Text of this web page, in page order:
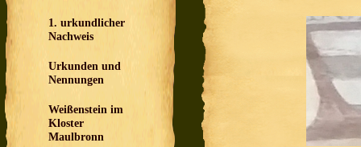
1. urkundlicher
Nachweis
Urkunden und
Nennungen
Weißenstein im
Kloster
Maulbronn